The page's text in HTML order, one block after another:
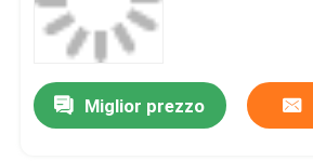
Miglior prezzo